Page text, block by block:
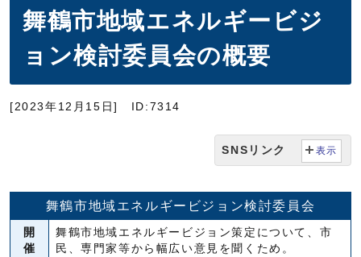
舞鶴市地域エネルギービジ
ョン検討委員会の概要
[2023年12月15日] ID:7314
SNSリンク 表示
舞鶴市地域エネルギービジョン検討委員会
開
催
舞鶴市地域エネルギービジョン策定について、市
民、専門家等から幅広い意見を聞くため。